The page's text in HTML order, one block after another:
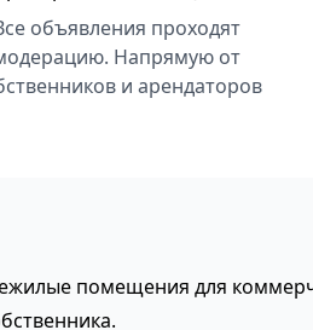
объявления проходят
Напрямую от
и арендаторов
помещения для